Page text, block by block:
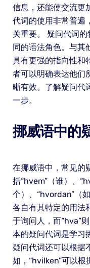
信息，还能使交流更
代词的使用非常普遍
关重要。 疑问代词
同的语法角色。与其
具有更强的指向性和
者可以明确表达他们
晰有效。了解疑问代
一步。
挪威语中的
在挪威语中，常见的
括“hvem”（谁）、
个）、“hvordan”（
各自有其特定的用法
于询问人，而“hva”
本的疑问代词是学习
疑问代词还可以根据
如，“hvilken”可以根